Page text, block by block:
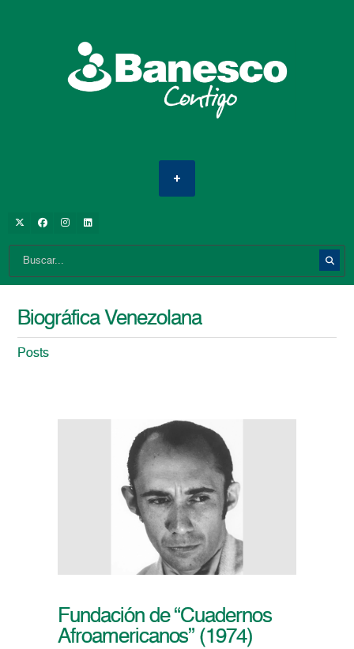
Biográfica Venezolana
Posts
Fundación de “Cuadernos
Afroamericanos” (1974)